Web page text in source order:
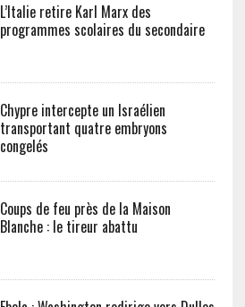
L’Italie retire Karl Marx des
programmes scolaires du secondaire
Chypre intercepte un Israélien
transportant quatre embryons
congelés
Coups de feu près de la Maison
Blanche : le tireur abattu